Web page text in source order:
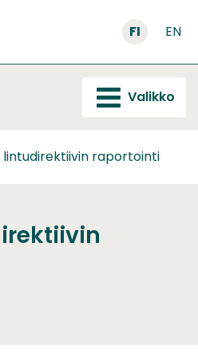
FI EN
Valikko
lintudirektiivin raportointi